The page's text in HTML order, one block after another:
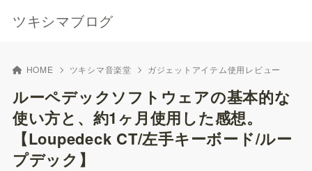
ツキシマブログ
HOME ツキシマ音楽堂 ガジェットアイテム使用レビュー
ルーペデックソフトウェアの基本的な
使い方と、約1ヶ月使用した感想。
【Loupedeck CT/左手キーボード/ルー
プデック】